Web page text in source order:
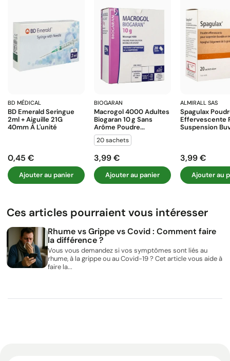
BD MÉDICAL
BD Emerald Seringue
2ml + Aiguille 21G
40mm À L'unité
Prix
0,45 €
Ajouter au panier
BIOGARAN
Macrogol 4000 Adultes
Biogaran 10 G Sans
Arôme Poudre...
20 sachets
Prix
3,99 €
Ajouter au panier
ALMIRALL SAS
Spagulax
Effervescente
Suspension
Prix
3,99 €
Ajouter au
Ces articles pourraient vous intéresser
Rhume vs Grippe vs Covid : Comment faire
la différence ?
Vous vous demandez si vos symptômes sont liés au
rhume, à la grippe ou au Covid-19 ? Cet article vous aide à
faire la...